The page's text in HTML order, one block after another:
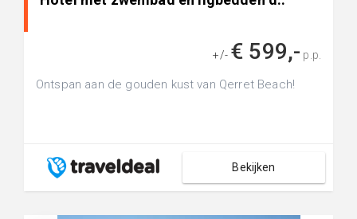
+/- € 599,- p.p.
Ontspan aan de gouden kust van Qerret Beach!
Bekijken